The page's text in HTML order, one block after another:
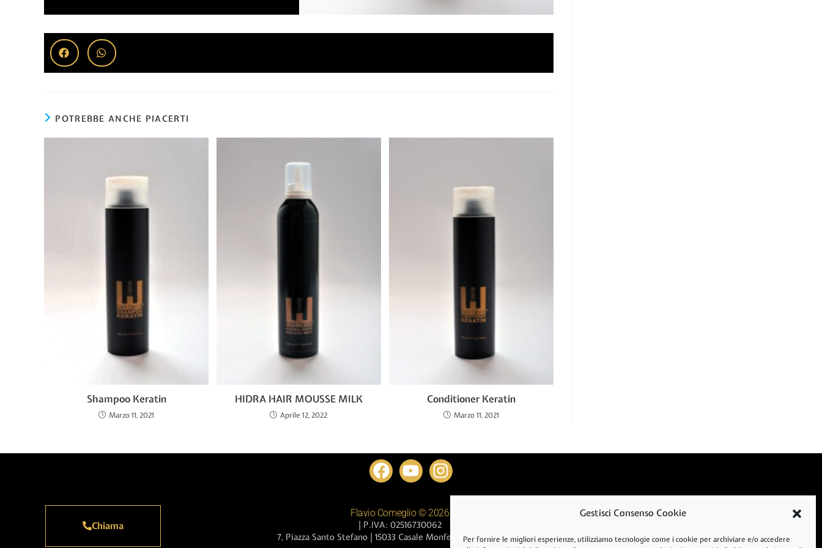
Gestisci Consenso Cookie
Per fornire le migliori esperienze, utilizziamo tecnologie come i cookie per archiviare e/o accedere
POTREBBE ANCHE PIACERTI
Shampoo Keratin
Marzo 11, 2021
HIDRA HAIR MOUSSE MILK
Aprile 12, 2022
Conditioner Keratin
Marzo 11, 2021
Chiama
Flavio Comeglio © 2026
| P.IVA: 02516730062
7, Piazza Santo Stefano | 15033 Casale Monferrato | Alessandria
9:00 - 19:00
9:00 - 12:00